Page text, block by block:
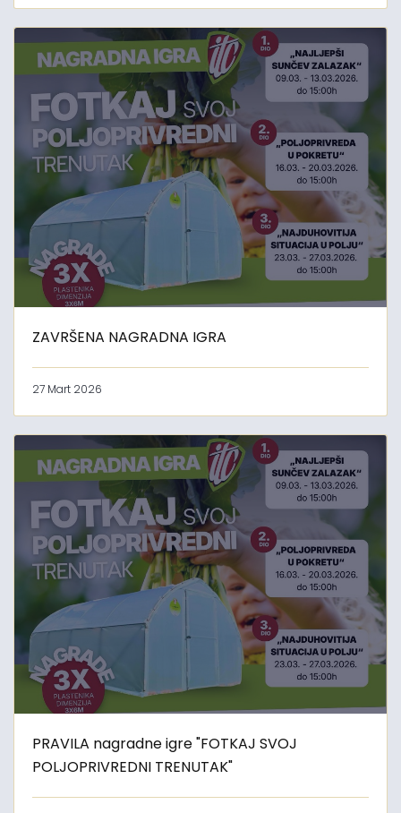
ZAVRŠENA NAGRADNA IGRA
27 Mart 2026
PRAVILA nagradne igre "FOTKAJ SVOJ
POLJOPRIVREDNI TRENUTAK"